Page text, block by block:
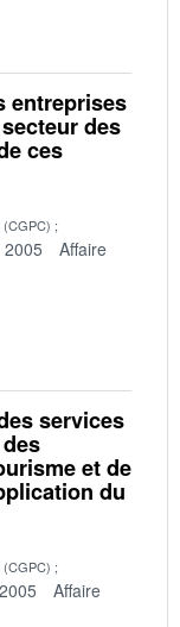
entreprises
des
ces
(CGPC)
Affaire
services
et de
du
(CGPC)
Affaire